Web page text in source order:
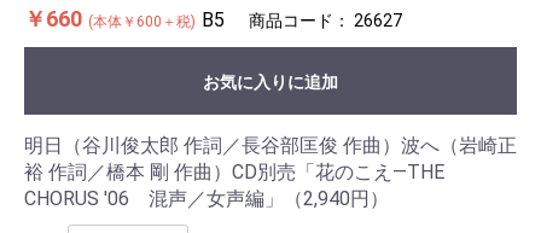
￥660 (本体￥600＋税) B5 商品コード： 26627
お気に入りに追加
明日（谷川俊太郎 作詞／長谷部匡俊 作曲）波へ（岩崎正
裕 作詞／橋本 剛 作曲）CD別売「花のこえ―THE
CHORUS '06 混声／女声編」（2,940円）